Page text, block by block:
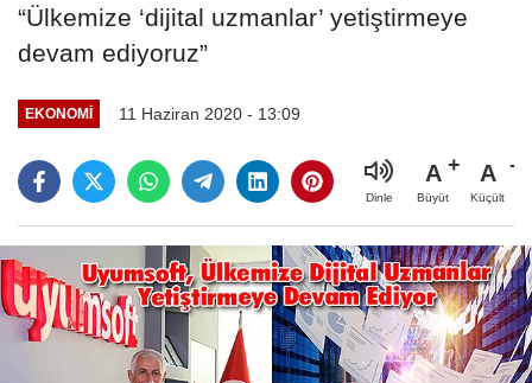
“Ülkemize ‘dijital uzmanlar’ yetiştirmeye
devam ediyoruz”
EKONOMI 11 Haziran 2020 - 13:09
Dinle
A
Büyüt
A
Küçült